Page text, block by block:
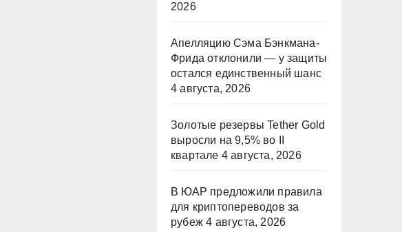
2026
Апелляцию Сэма Бэнкмана-
Фрида отклонили — у защиты
остался единственный шанс
4 августа, 2026
Золотые резервы Tether Gold
выросли на 9,5% во II
квартале 4 августа, 2026
В ЮАР предложили правила
для криптопереводов за
рубеж 4 августа, 2026